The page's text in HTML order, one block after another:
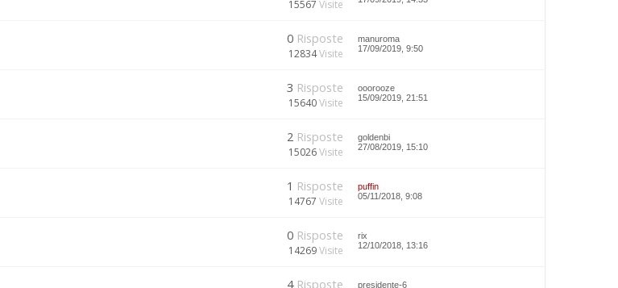
15567 Visite
0 Risposte
12834Visite
manuroma
17/09/2019, 9:50
3 Risposte
15640Visite
ooorooze
15/09/2019, 21:51
2 Risposte
15026Visite
goldenbi
27/08/2019, 15:10
1 Risposte
14767 Visite
puffin
05/11/2018, 9:08
0 Risposte
14269Visite
rix
12/10/2018, 13:16
4 Risposte
presidente-6